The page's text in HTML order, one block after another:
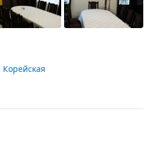
Корейская